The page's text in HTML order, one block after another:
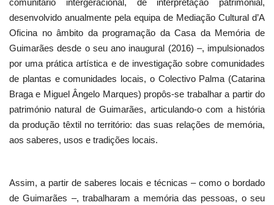
comunitário intergeracional, de interpretação patrimonial,
desenvolvido anualmente pela equipa de Mediação Cultural d’A
Oficina no âmbito da programação da Casa da Memória de
Guimarães desde o seu ano inaugural (2016) –, impulsionados
por uma prática artística e de investigação sobre comunidades
de plantas e comunidades locais, o Colectivo Palma (Catarina
Braga e Miguel Ângelo Marques) propôs-se trabalhar a partir do
património natural de Guimarães, articulando-o com a história
da produção têxtil no território: das suas relações de memória,
aos saberes, usos e tradições locais.
Assim, a partir de saberes locais e técnicas – como o bordado
de Guimarães –, trabalharam a memória das pessoas, o seu